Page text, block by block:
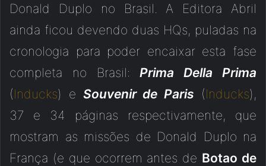
Donald Duplo no Brasil. A Editora Abril
ainda ficou devendo duas HQs, puladas na
cronologia para poder encaixar esta fase
completa no Brasil:Prima Della Prima
(Inducks) e Souvenir de Paris (Inducks),
37 e 34 páginas respectivamente, que
mostram as missões de Donald Duplo na
França (e que ocorrem antes de Botao de